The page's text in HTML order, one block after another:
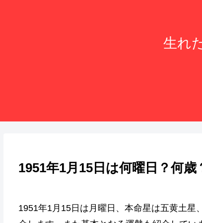
生れ
1951年1月15日は何曜日？何
1951年1月15日は月曜日、本命星は五黄土